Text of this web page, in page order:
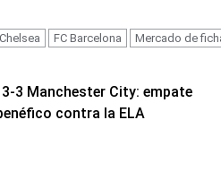
Chelsea FC Barcelona Mercado de
3-3 Manchester City: empate
contra la ELA